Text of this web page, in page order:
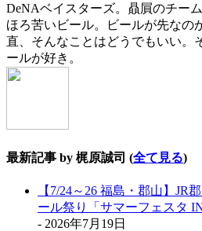
DeNAベイスターズ。贔屓のチー
ほろ苦いビール。ビールが先なの
直、そんなことはどうでもいい。
ールが好き。
最新記事 by 梶原誠司 (全て見る)
【7/24～26 福島・郡山】JR
ール祭り「サマーフェスタ
- 2026年7月19日